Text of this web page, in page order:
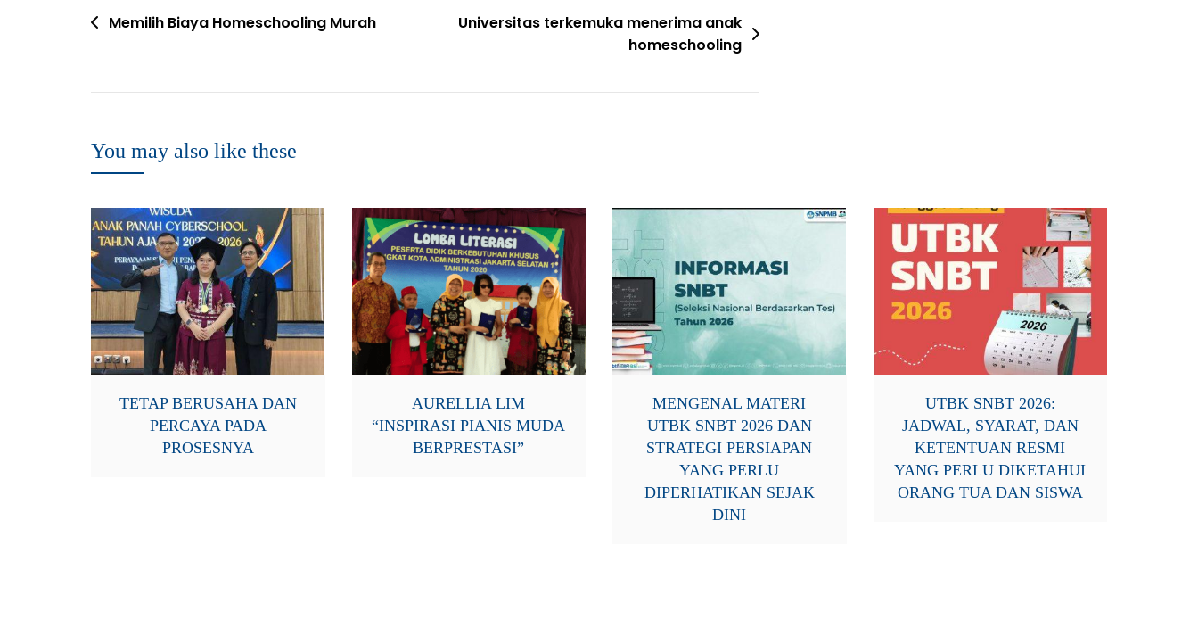
Memilih Biaya Homeschooling Murah
Universitas terkemuka menerima anak
homeschooling
You may also like these
TETAP BERUSAHA DAN
PERCAYA PADA
PROSESNYA
AURELLIA LIM
“INSPIRASI PIANIS MUDA
BERPRESTASI”
MENGENAL MATERI
UTBK SNBT 2026 DAN
STRATEGI PERSIAPAN
YANG PERLU
DIPERHATIKAN SEJAK
DINI
UTBK SNBT 2026:
JADWAL, SYARAT, DAN
KETENTUAN RESMI
YANG PERLU DIKETAHUI
ORANG TUA DAN SISWA